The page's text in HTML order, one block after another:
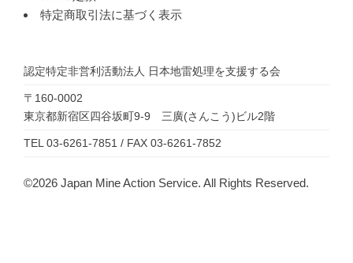
特定商取引法に基づく表示
認定特定非営利活動法人 日本地雷処理を支援する会
〒160-0002
東京都新宿区四谷坂町9-9 三廣(さんこう)ビル2階
TEL 03-6261-7851 / FAX 03-6261-7852
©2026 Japan Mine Action Service. All Rights Reserved.